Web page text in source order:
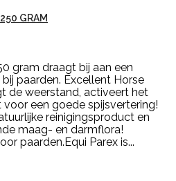
GRAM
gram draagt bij aan een
paarden. Excellent Horse
de weerstand, activeert het
een goede spijsvertering!
reinigingsproduct en
maag- en darmflora!
paarden.Equi Parex is...